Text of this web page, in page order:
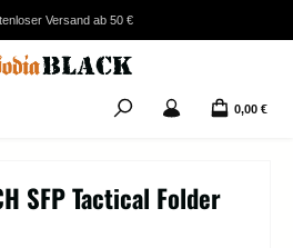
Versand ab 50 €
0,00 €
SFP Tactical Folder